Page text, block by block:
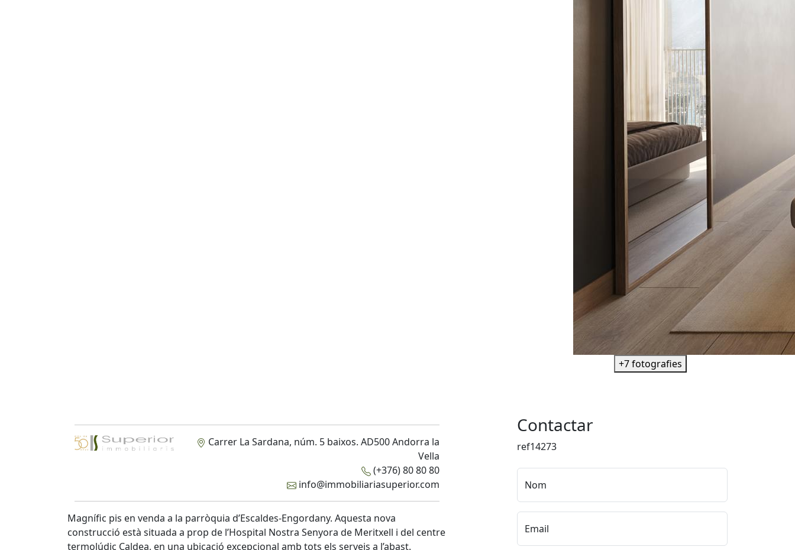
+7 fotografies
Carrer La Sardana, núm. 5 baixos. AD500 Andorra la
Vella
(+376) 80 80 80
info@immobiliariasuperior.com
Magnífic pis en venda a la parròquia d’Escaldes-Engordany. Aquesta nova
construcció està situada a prop de l’Hospital Nostra Senyora de Meritxell i del centre
termolúdic Caldea, en una ubicació excepcional amb tots els serveis a l’abast.
Contactar
ref14273
Nom
Email